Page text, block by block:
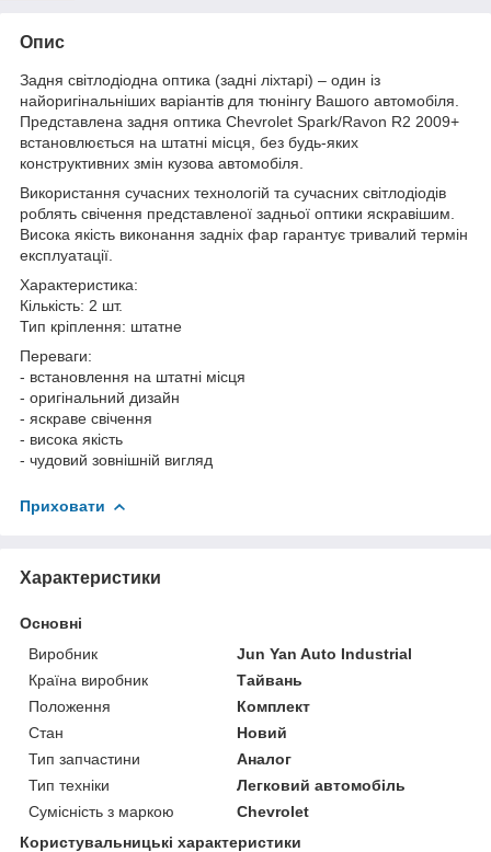
Опис
Задня світлодіодна оптика (задні ліхтарі) – один із
найоригінальніших варіантів для тюнінгу Вашого автомобіля.
Представлена задня оптика Chevrolet Spark/Ravon R2 2009+
встановлюється на штатні місця, без будь-яких
конструктивних змін кузова автомобіля.
Використання сучасних технологій та сучасних світлодіодів
роблять свічення представленої задньої оптики яскравішим.
Висока якість виконання задніх фар гарантує тривалий термін
експлуатації.
Характеристика:
Кількість: 2 шт.
Тип кріплення: штатне
Переваги:
- встановлення на штатні місця
- оригінальний дизайн
- яскраве свічення
- висока якість
- чудовий зовнішній вигляд
Приховати
Характеристики
Основні
Виробник
Jun Yan Auto Industrial
Країна виробник
Тайвань
Положення
Комплект
Стан
Новий
Тип запчастини
Аналог
Тип техніки
Легковий автомобіль
Сумісність з маркою
Chevrolet
Користувальницькі характеристики